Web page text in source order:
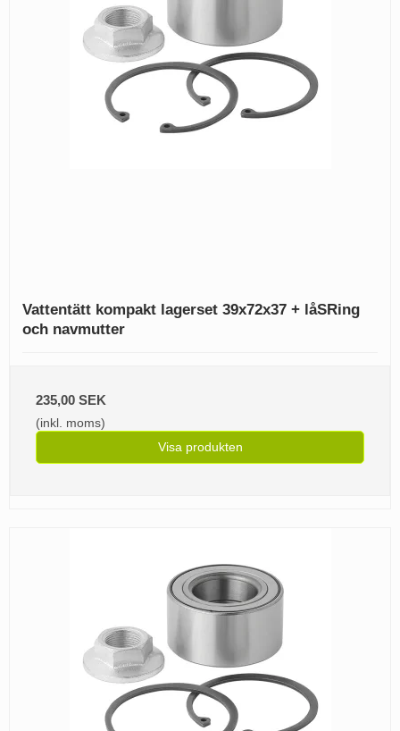
Vattentätt kompakt lagerset 39x72x37 + låSRing
och navmutter
235,00 SEK
(inkl. moms)
Visa produkten